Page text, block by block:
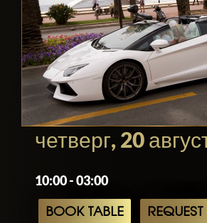
четверг, 20
10:00 - 03:00
BOOK TABLE REQUEST